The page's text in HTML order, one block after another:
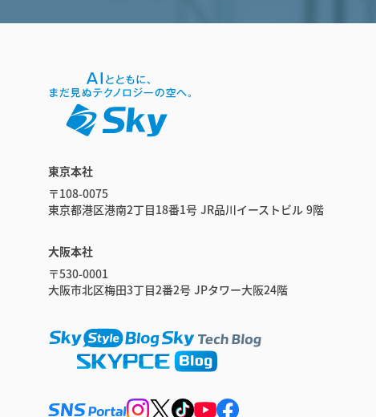
東京本社
〒108-0075
東京都港区港南2丁目18番1号 JR品川イーストビル 9階
大阪本社
〒530-0001
大阪市北区梅田3丁目2番2号 JPタワー大阪24階